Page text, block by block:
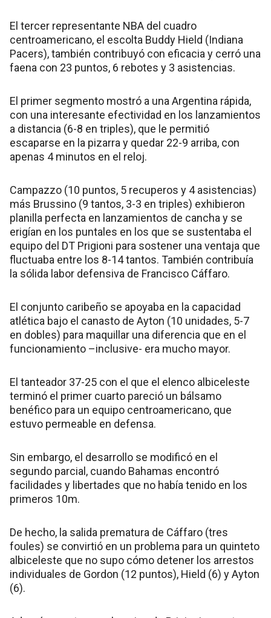
El tercer representante NBA del cuadro
centroamericano, el escolta Buddy Hield (Indiana
Pacers), también contribuyó con eficacia y cerró una
faena con 23 puntos, 6 rebotes y 3 asistencias.
El primer segmento mostró a una Argentina rápida,
con una interesante efectividad en los lanzamientos
a distancia (6-8 en triples), que le permitió
escaparse en la pizarra y quedar 22-9 arriba, con
apenas 4 minutos en el reloj.
Campazzo (10 puntos, 5 recuperos y 4 asistencias)
más Brussino (9 tantos, 3-3 en triples) exhibieron
planilla perfecta en lanzamientos de cancha y se
erigían en los puntales en los que se sustentaba el
equipo del DT Prigioni para sostener una ventaja que
fluctuaba entre los 8-14 tantos. También contribuía
la sólida labor defensiva de Francisco Cáffaro.
El conjunto caribeño se apoyaba en la capacidad
atlética bajo el canasto de Ayton (10 unidades, 5-7
en dobles) para maquillar una diferencia que en el
funcionamiento –inclusive- era mucho mayor.
El tanteador 37-25 con el que el elenco albiceleste
terminó el primer cuarto pareció un bálsamo
benéfico para un equipo centroamericano, que
estuvo permeable en defensa.
Sin embargo, el desarrollo se modificó en el
segundo parcial, cuando Bahamas encontró
facilidades y libertades que no había tenido en los
primeros 10m.
De hecho, la salida prematura de Cáffaro (tres
foules) se convirtió en un problema para un quinteto
albiceleste que no supo cómo detener los arrestos
individuales de Gordon (12 puntos), Hield (6) y Ayton
(6).